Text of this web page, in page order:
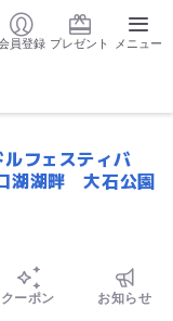
員登録 プレゼント メニュー
フェスティバ
湖湖畔 大石公園
クーポン お知らせ